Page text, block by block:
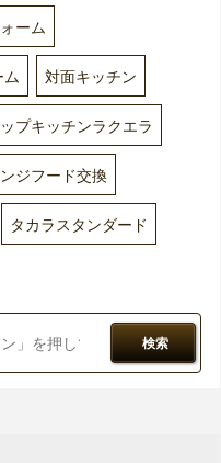
ーム
対面キッチン
プキッチンラクエラ
ジフード交換
タカラスタンダード
検索